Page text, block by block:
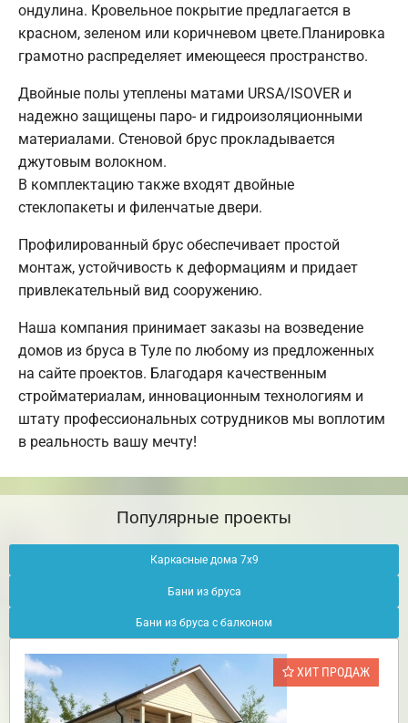
ондулина. Кровельное покрытие предлагается в
красном, зеленом или коричневом цвете.Планировка
грамотно распределяет имеющееся пространство.
Двойные полы утеплены матами URSA/ISOVER и
надежно защищены паро- и гидроизоляционными
материалами. Стеновой брус прокладывается
джутовым волокном.
В комплектацию также входят двойные
стеклопакеты и филенчатые двери.
Профилированный брус обеспечивает простой
монтаж, устойчивость к деформациям и придает
привлекательный вид сооружению.
Наша компания принимает заказы на возведение
домов из бруса в Туле по любому из предложенных
на сайте проектов. Благодаря качественным
стройматериалам, инновационным технологиям и
штату профессиональных сотрудников мы воплотим
в реальность вашу мечту!
Популярные проекты
Каркасные дома 7х9
Бани из бруса
Бани из бруса с балконом
ХИТ ПРОДАЖ